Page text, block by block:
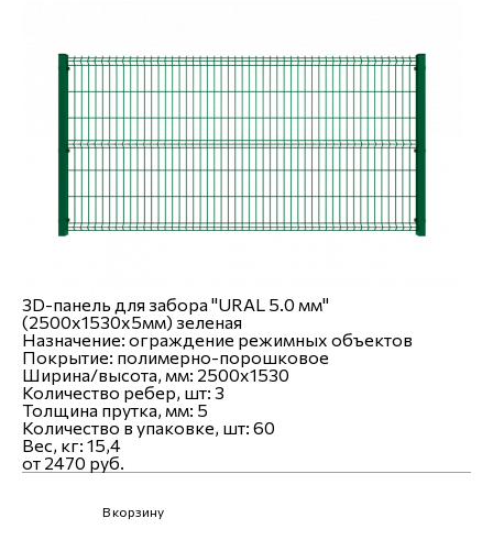
3D-панель для забора "URAL 5.0 мм"
(2500х1530х5мм) зеленая
Назначение: ограждение режимных объектов
Покрытие: полимерно-порошковое
Ширина/высота, мм: 2500x1530
Количество ребер, шт: 3
Толщина прутка, мм: 5
Количество в упаковке, шт: 60
Вес, кг: 15,4
от 2470 руб.
В корзину